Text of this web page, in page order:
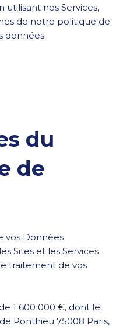
utilisant nos Services,
de notre politique de
données.
du
de
vos Données
Sites et les Services
traitement de vos
1 600 000 €, dont le
Ponthieu 75008 Paris,